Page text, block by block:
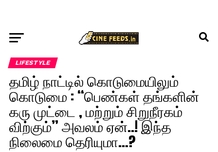
LIFESTYLE
தமிழ் நாட்டில் கொடுமையிலும்
கொடுமை : “பெண்கள் தங்களின்
கரு முட்டை , மற்றும் சிறுநீரகம்
விற்கும்” அவலம் ஏன்..! இந்த
நிலைமை தெரியுமா…?